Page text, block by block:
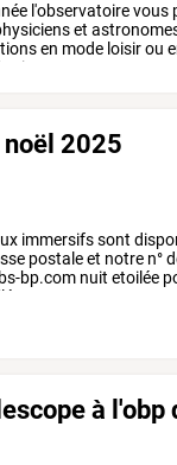
l'observatoirevous
et
en mode loisirou
vivre
noël 2025
immersifssont
postaleet notre n°
bp.com nuit etoilée
à l'obp